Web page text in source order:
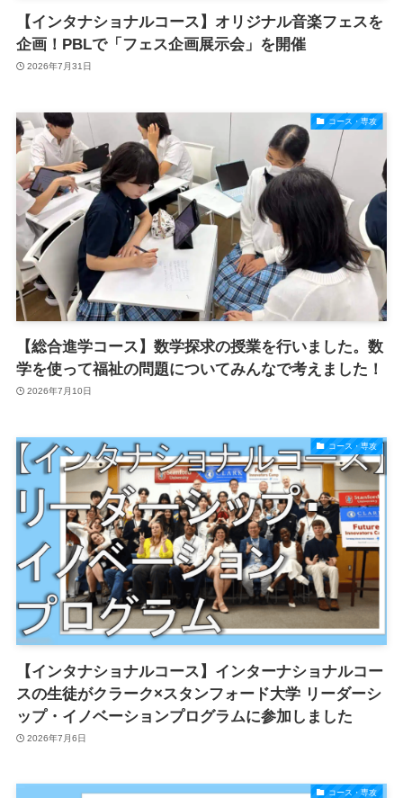
【インタナショナルコース】オリジナル音楽フェスを
企画！PBLで「フェス企画展示会」を開催
2026年7月31日
コース・専攻
【総合進学コース】数学探求の授業を行いました。数
学を使って福祉の問題についてみんなで考えました！
2026年7月10日
コース・専攻
【インタナショナルコース】インターナショナルコー
スの生徒がクラーク×スタンフォード大学 リーダーシ
ップ・イノベーションプログラムに参加しました
2026年7月6日
コース・専攻